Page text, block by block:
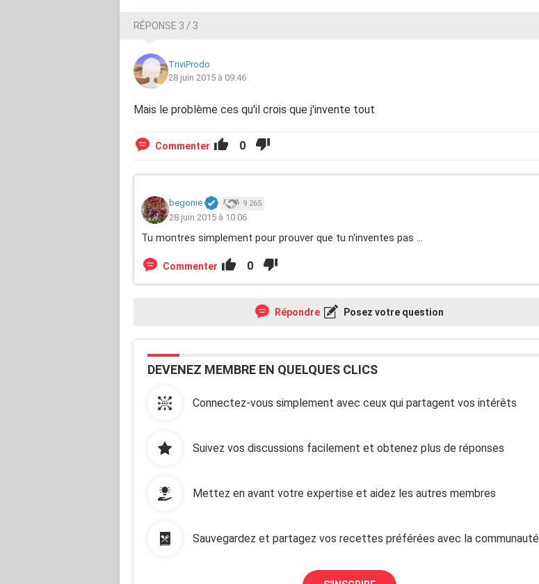
RÉPONSE 3 / 3
TriviProdo
28 juin 2015 à 09:46
Mais le problème ces qu'il crois que j'invente tout
Commenter 0
begonie 9 265
28 juin 2015 à 10:06
Tu montres simplement pour prouver que tu n'inventes pas ...
Commenter 0
Répondre Posez votre question
DEVENEZ MEMBRE EN QUELQUES CLICS
Connectez-vous simplement avec ceux qui partagent vos intérêts
Suivez vos discussions facilement et obtenez plus de réponses
Mettez en avant votre expertise et aidez les autres membres
Sauvegardez et partagez vos recettes préférées avec la communauté